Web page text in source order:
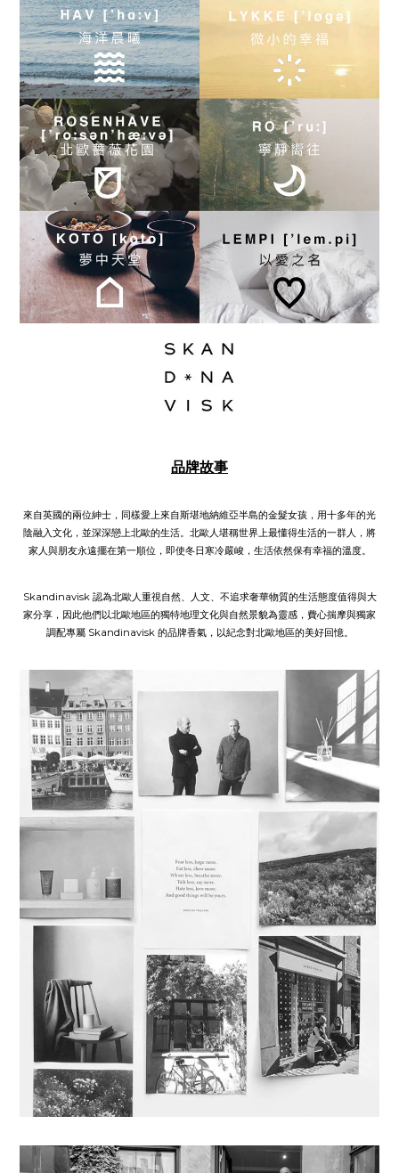
品牌故事
來自英國的兩位紳士，同樣愛上來自斯堪地納維亞半島的金髮女孩，用十多年的光
陰融入文化，並深深戀上北歐的生活。北歐人堪稱世界上最懂得生活的一群人，將
家人與朋友永遠擺在第一順位，即使冬日寒冷嚴峻，生活依然保有幸福的溫度。
Skandinavisk 認為北歐人重視自然、人文、不追求奢華物質的生活態度值得與大
家分享，因此他們以北歐地區的獨特地理文化與自然景貌為靈感，費心揣摩與獨家
調配專屬 Skandinavisk 的品牌香氣，以紀念對北歐地區的美好回憶。